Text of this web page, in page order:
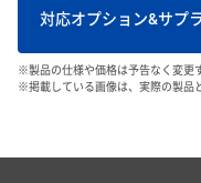
対応オプション&サプ
※製品の仕様や価格は予告なく変更
※掲載している画像は、実際の製品